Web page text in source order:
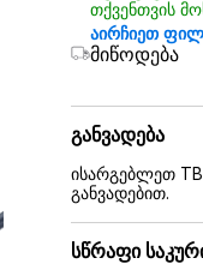
თქვენთვის
აირჩიეთ
მიწოდება
განვადება
ისარგებლეთ
განვადებით.
სწრაფი